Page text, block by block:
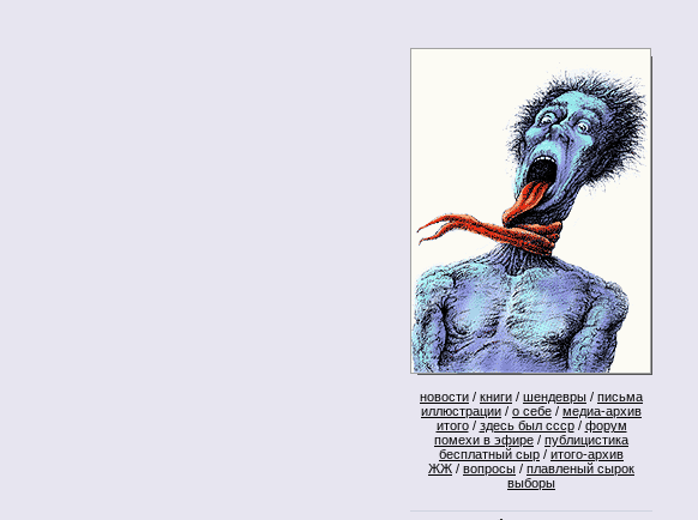
новости / книги / шендевры / письма
иллюстрации / о себе / медиа-архив
итого/ здесь был ссср/ форум
помехи в эфире / публицистика
бесплатный сыр / итого-архив
ЖЖ / вопросы / плавленый сырок
выборы